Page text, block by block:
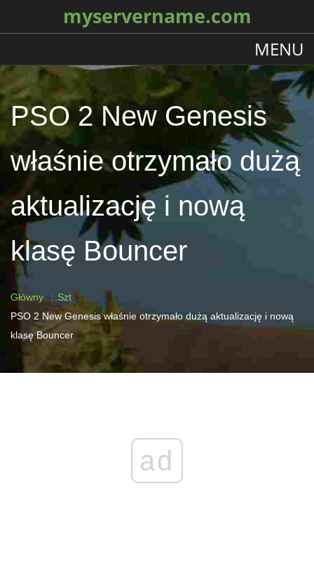
myservername.com
MENU
PSO 2 New Genesis
właśnie otrzymało dużą
aktualizację i nową
klasę Bouncer
Główny
Szt
PSO 2 New Genesis właśnie otrzymało dużą aktualizację i nową
klasę Bouncer
ad